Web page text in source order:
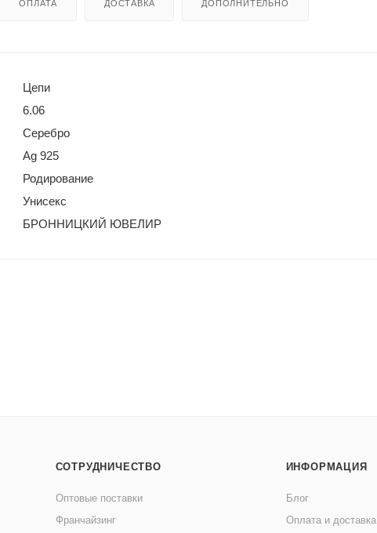
ОПЛАТА ДОСТАВКА ДОПОЛНИТЕЛЬНО
Цепи
6.06
Серебро
Ag 925
Родирование
Унисекс
БРОННИЦКИЙ ЮВЕЛИР
СОТРУДНИЧЕСТВО
Оптовые поставки
Франчайзинг
ИНФОРМАЦИЯ
Блог
Оплата и доставка